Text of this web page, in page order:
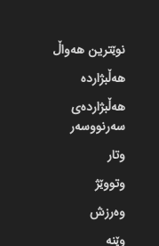
نوێترین هەواڵ
هەڵبژاردە
هەڵبژاردەی
سەرنووسەر
وتار
وتووێژ
وەرزش
وێنە